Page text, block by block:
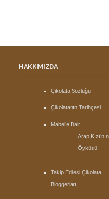
HAKKIMIZDA
Çikolata Sözlüğü
Çikolatanın Tarihçesi
Mabel’e Dair
Arap Kızı’nın
Öyküsü
Takip Edilesi Çikolata
Bloggerları